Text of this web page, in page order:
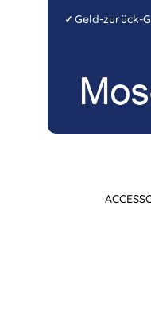
ZumZur
✓ Geld-zurück-